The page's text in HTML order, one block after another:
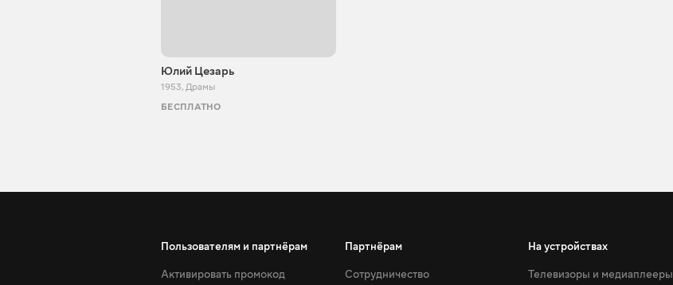
Юлий Цезарь
1953, Драмы
БЕСПЛАТНО
Пользователям и партнёрам
Активировать промокод
Партнёрам
Сотрудничество
На устройствах
Телевизоры и медиаплееры